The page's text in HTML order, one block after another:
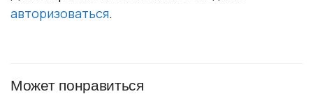
авторизоваться.
Может понравиться